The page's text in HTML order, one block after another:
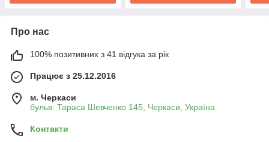
Про нас
100% позитивних з 41 відгука за рік
Працює з 25.12.2016
м. Черкаси
бульв. Тараса Шевченко 145, Черкаси, Україна
Контакти